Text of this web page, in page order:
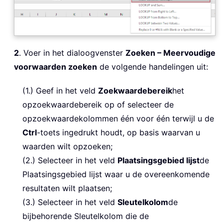
2. Voer in het dialoogvenster Zoeken – Meervoudige
voorwaarden zoeken de volgende handelingen uit:
(1.) Geef in het veld Zoekwaardebereikhet
opzoekwaardebereik op of selecteer de
opzoekwaardekolommen één voor één terwijl u de
Ctrl-toets ingedrukt houdt, op basis waarvan u
waarden wilt opzoeken;
(2.) Selecteer in het veld Plaatsingsgebied lijstde
Plaatsingsgebied lijst waar u de overeenkomende
resultaten wilt plaatsen;
(3.) Selecteer in het veld Sleutelkolomde
bijbehorende Sleutelkolom die de